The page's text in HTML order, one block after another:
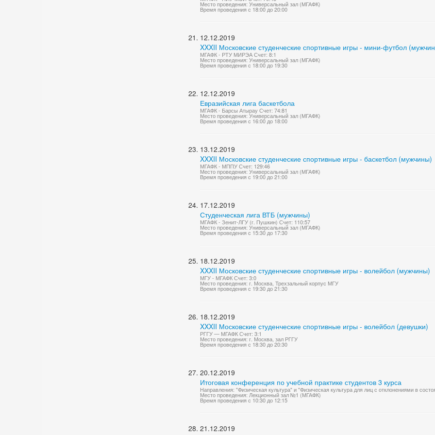
Место проведения: Универсальный зал (МГАФК)
Время проведения с 18:00 до 20:00
12.12.2019
XXXII Московские студенческие спортивные игры - мини-футбол
МГАФК - РТУ МИРЭА Счет: 8:1
Место проведения: Универсальный зал (МГАФК)
Время проведения с 18:00 до 19:30
12.12.2019
Евразийская лига баскетбола
МГАФК - Барсы Атырау Счет: 74:81
Место проведения: Универсальный зал (МГАФК)
Время проведения с 16:00 до 18:00
13.12.2019
XXXII Московские студенческие спортивные игры - баскетбол (мужчины)
МГАФК - МППУ Счет: 129:46
Место проведения: Универсальный зал (МГАФК)
Время проведения с 19:00 до 21:00
17.12.2019
Студенческая лига ВТБ (мужчины)
МГАФК - Зенит-ЛГУ (г. Пушкин) Счет: 110:57
Место проведения: Универсальный зал (МГАФК)
Время проведения с 15:30 до 17:30
18.12.2019
XXXII Московские студенческие спортивные игры - волейбол (мужчины)
МГУ - МГАФК Счет: 3:0
Место проведения: г. Москва, Трехзальный корпус МГУ
Время проведения с 19:30 до 21:30
18.12.2019
XXXII Московские студенческие спортивные игры - волейбол (девушки)
РГГУ — МГАФК Счет: 3:1
Место проведения: г. Москва, зал РГГУ
Время проведения с 18:30 до 20:30
20.12.2019
Итоговая конференция по учебной практике студентов 3 курса
Направления: "Физическая культура" и "Физическая культура для лиц с отклонениями в
Место проведения: Лекционный зал №1 (МГАФК)
Время проведения с 10:30 до 12:15
21.12.2019